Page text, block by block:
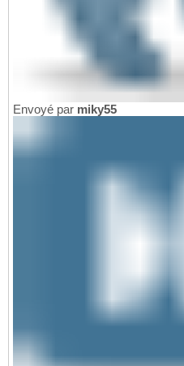
Envoyé par miky55